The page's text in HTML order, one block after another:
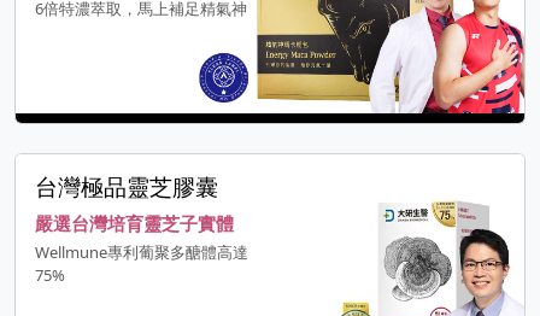
6倍特濃萃取，馬上補足精氣神
台灣極品靈芝膠囊
嚴選台灣培育靈芝子實體
Wellmune專利葡聚多醣體高達
75%